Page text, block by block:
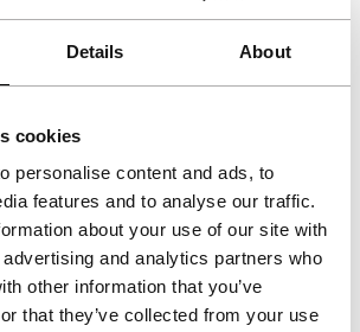
Details About
cookies
personalise content and ads, to
features and to analyse our traffic.
about your use of our site with
and analytics partners who
other information that you’ve
that they’ve collected from your use
IFFR 2014
9'
16mm